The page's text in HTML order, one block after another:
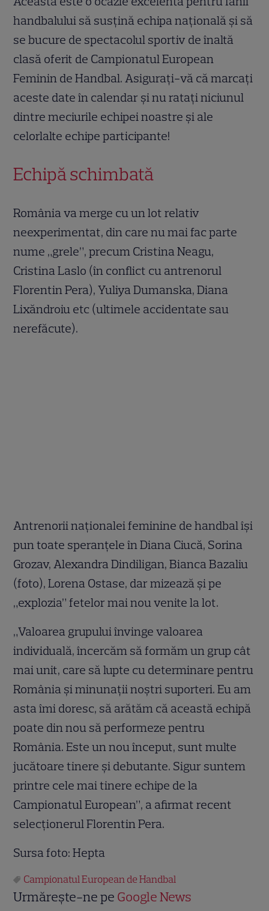
handbalului să susțină echipa națională și să
se bucure de spectacolul sportiv de înaltă
clasă oferit de Campionatul European
Feminin de Handbal. Asigurați-vă că marcați
aceste date în calendar și nu ratați niciunul
dintre meciurile echipei noastre și ale
celorlalte echipe participante!
Echipă schimbată
România va merge cu un lot relativ
neexperimentat, din care nu mai fac parte
nume „grele”, precum Cristina Neagu,
Cristina Laslo (în conflict cu antrenorul
Florentin Pera), Yuliya Dumanska, Diana
Lixăndroiu etc (ultimele accidentate sau
nerefăcute).
Antrenorii naționalei feminine de handbal își
pun toate speranțele în Diana Ciucă, Sorina
Grozav, Alexandra Dindiligan, Bianca Bazaliu
(foto), Lorena Ostase, dar mizează și pe
„explozia” fetelor mai nou venite la lot.
„Valoarea grupului învinge valoarea
individuală, încercăm să formăm un grup cât
mai unit, care să lupte cu determinare pentru
România şi minunaţii noştri suporteri. Eu am
asta îmi doresc, să arătăm că această echipă
poate din nou să performeze pentru
România. Este un nou început, sunt multe
jucătoare tinere şi debutante. Sigur suntem
printre cele mai tinere echipe de la
Campionatul European”, a afirmat recent
selecționerul Florentin Pera.
Sursa foto: Hepta
Campionatul European de Handbal
Urmărește-ne pe Google News